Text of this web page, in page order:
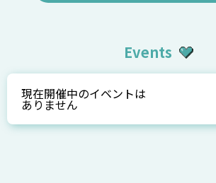
Events
現在開催中のイベントは
ありません